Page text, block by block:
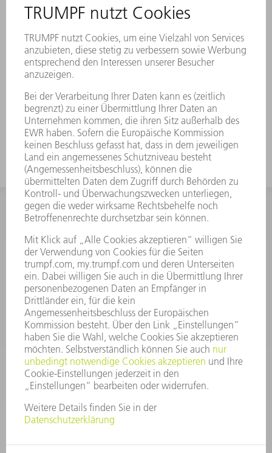
INFORMATION
Häufig gestellte Fragen
Allgemeine Geschäftsbedingungen
KONTAKT
After Sales
+43722160396550
Mo - Do: 08:00 -17:30 Uhr
Fr: 08:00 -16:30 Uhr
ersatzteile@at.trumpf.com